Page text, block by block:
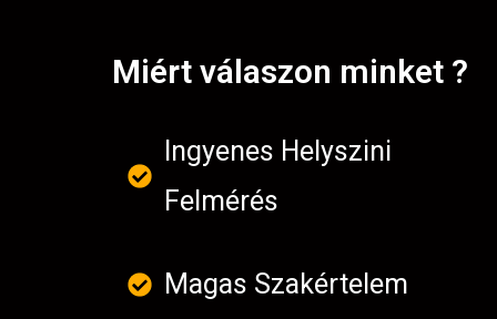
Miért válaszon minket ?
Ingyenes Helyszini
Felmérés
Magas Szakértelem